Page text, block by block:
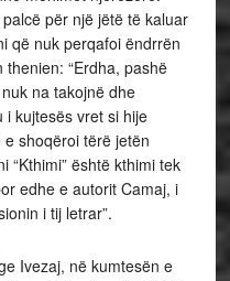
për një jëtë të kaluar
që nuk perqafoi ëndrrën
“Erdha, pashë
na takojnë dhe
i kujtesës vret si hije
shoqëroi tërë jetën
“Kthimi” është kthimi tek
edhe e autorit Camaj, i
i tij letrar”.
Ivezaj, në kumtesën e